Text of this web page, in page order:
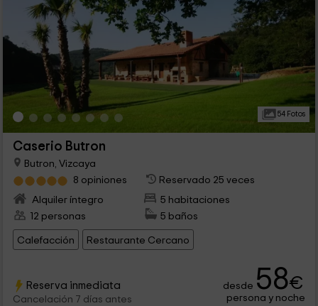
54 Fotos
Caserio Butron
Butron, Vizcaya
8 opiniones
Reservado 25 veces
Alquiler íntegro
5 habitaciones
12 personas
5 baños
Calefacción Restaurante Cercano
Reserva inmediata
Cancelación 7 días antes
desde 58€
persona y noche